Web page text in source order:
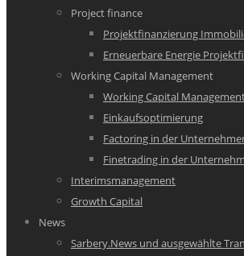
Project finance
Projektfinanzierung
Erneuerbare Energie
Working Capital Management
Working Capital
Einkaufsoptimierung
Factoring in der
Finetrading in der
Interimsmanagement
Growth Capital
News
Sarbery.News und ausgewählte